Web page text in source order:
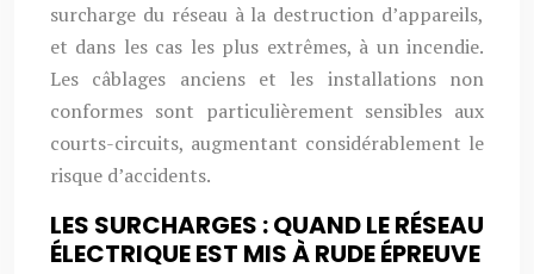
surcharge du réseau à la destruction d’appareils,
et dans les cas les plus extrêmes, à un incendie.
Les câblages anciens et les installations non
conformes sont particulièrement sensibles aux
courts-circuits, augmentant considérablement le
risque d’accidents.
LES SURCHARGES : QUAND LE RÉSEAU
ÉLECTRIQUE EST MIS À RUDE ÉPREUVE